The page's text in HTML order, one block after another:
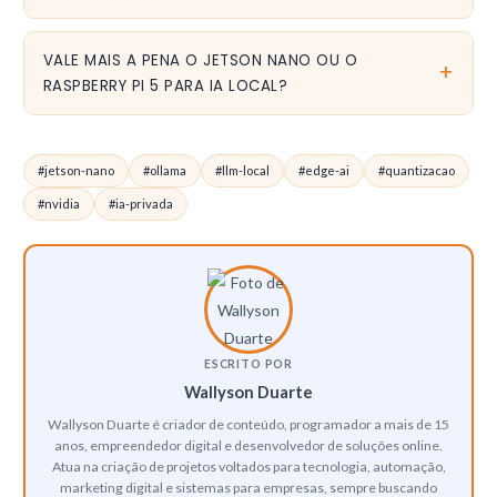
Apenas para baixar o modelo pela primeira vez. Após o
download, o Ollama funciona completamente offline. Isso e
uma das principais vantagens para aplicações de edge
VALE MAIS A PENA O JETSON NANO OU O
RASPBERRY PI 5 PARA IA LOCAL?
GPU CUDA, que acelera a inferência. O Raspberry Pi 5 não tem
GPU dedicada para CUDA, então e muito mais lento para
modelos de linguagem. Para visão computacional simples, o Pi
#jetson-nano #ollama #llm-local #edge-ai #quantizacao
#nvidia #ia-privada
ESCRITO POR
Wallyson Duarte
Wallyson Duarte é criador de conteúdo, programador a mais de 15
anos, empreendedor digital e desenvolvedor de soluções online.
Atua na criação de projetos voltados para tecnologia, automação,
marketing digital e sistemas para empresas, sempre buscando